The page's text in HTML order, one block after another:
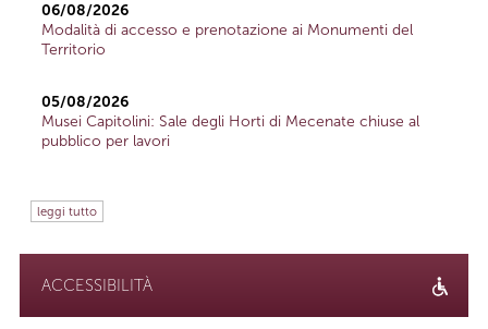
06/08/2026
Modalità di accesso e prenotazione ai Monumenti del
Territorio
05/08/2026
Musei Capitolini: Sale degli Horti di Mecenate chiuse al
pubblico per lavori
leggi tutto
ACCESSIBILITÀ